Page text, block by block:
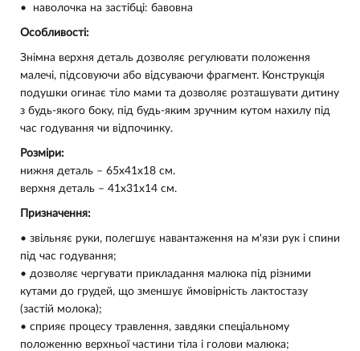
• наволочка на застібці: бавовна
Особливості:
Знімна верхня деталь дозволяє регулювати положення
малечі, підсовуючи або відсуваючи фрагмент. Конструкція
подушки огинає тіло мами та дозволяє розташувати дитину
з будь-якого боку, під будь-яким зручним кутом нахилу під
час годування чи відпочинку.
Розміри:
нижня деталь – 65x41x18 см.
верхня деталь – 41x31x14 см.
Призначення:
• звільняє руки, полегшує навантаження на м'язи рук і спини
під час годування;
• дозволяє чергувати прикладання малюка під різними
кутами до грудей, що зменшує ймовірність лактостазу
(застій молока);
• сприяє процесу травлення, завдяки спеціальному
положенню верхньої частини тіла і голови малюка;